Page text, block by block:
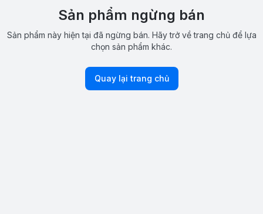
Sản phẩm ngừng bán
Sản phẩm này hiện tại đã ngừng bán. Hãy trở về trang chủ để lựa
chọn sản phẩm khác.
Quay lại trang chủ